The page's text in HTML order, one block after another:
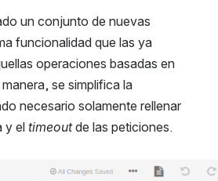
un conjunto de nuevas
funcionalidad que las ya
operaciones basadas en
se simplifica la
necesario solamente rellenar
y el timeout de las peticiones.